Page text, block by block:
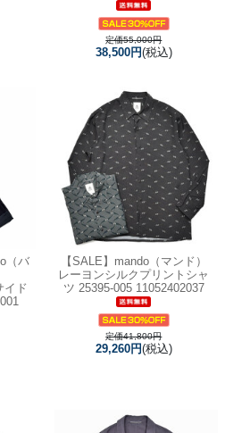
定価55,000円
38,500円(税込)
（バ
イド
【SALE】 mando（マンド）
レーヨンシルクプリントシャ
ツ 25395-005 11052402037
定価41,800円
29,260円(税込)